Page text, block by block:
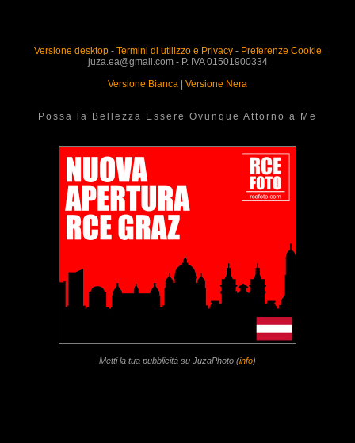
Versione desktop- Termini di utilizzo e Privacy- Preferenze Cookie
juza.ea@gmail.com - P. IVA 01501900334
Versione Bianca
Versione Nera
Possa la Bellezza Essere Ovunque Attorno a Me
Metti la tua pubblicità su JuzaPhoto (info)